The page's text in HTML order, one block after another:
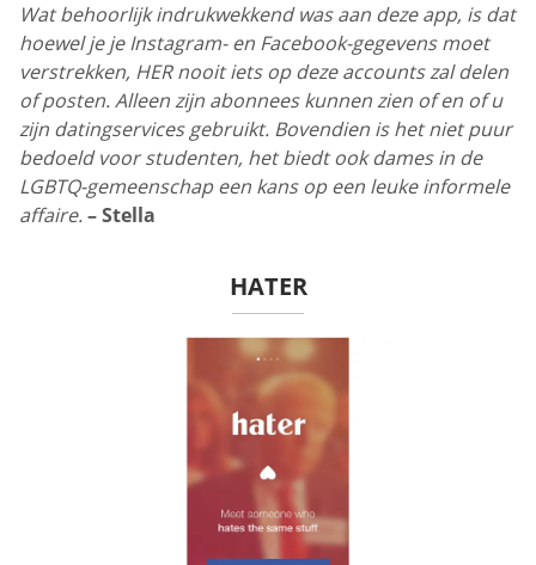
Wat behoorlijk indrukwekkend was aan deze app, is dat
hoewel je je Instagram- en Facebook-gegevens moet
verstrekken, HER nooit iets op deze accounts zal delen
of posten. Alleen zijn abonnees kunnen zien of en of u
zijn datingservices gebruikt. Bovendien is het niet puur
bedoeld voor studenten, het biedt ook dames in de
LGBTQ-gemeenschap een kans op een leuke informele
affaire.– Stella
HATER